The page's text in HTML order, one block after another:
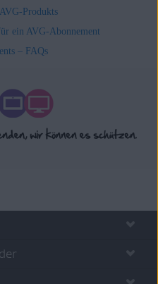
Produkts
ein AVG-Abonnement
– FAQs